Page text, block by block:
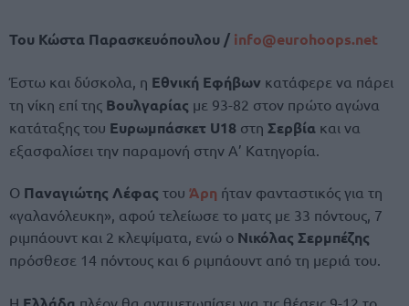
Του Κώστα Παρασκευόπουλου / info@eurohoops.net
Έστω και δύσκολα, η Εθνική Εφήβων κατάφερε να πάρει
τη νίκη επί της Βουλγαρίας με 93-82 στον πρώτο αγώνα
κατάταξης του Ευρωμπάσκετ U18 στη Σερβία και να
εξασφαλίσει την παραμονή στην Α’ Κατηγορία.
Ο Παναγιώτης Λέφας του Άρη ήταν φανταστικός για τη
«γαλανόλευκη», αφού τελείωσε το ματς με 33 πόντους, 7
ριμπάουντ και 2 κλεψίματα, ενώ ο Νικόλας Σερμπέζης
πρόσθεσε 14 πόντους και 6 ριμπάουντ από τη μεριά του.
Η
πλέον θα αντιμετωπίσει για τις θέσεις 9-12 το